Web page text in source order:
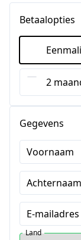
Betaalopties
2
Gegevens
Voornaam
Achternaam
E-mailadres
Land